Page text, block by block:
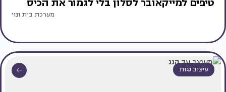
מערכת בית ונוי
עיצוב גגות